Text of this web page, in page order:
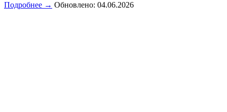
Подробнее → Обновлено: 04.06.2026